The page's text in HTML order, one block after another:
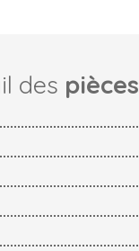
des pièces